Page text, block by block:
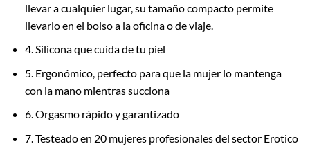
llevar a cualquier lugar, su tamaño compacto permite
llevarlo en el bolso a la oficina o de viaje.
4.Silicona que cuida de tu piel
5. Ergonómico, perfecto para que la mujer lo mantenga
con la mano mientras succiona
6.Orgasmo rápido y garantizado
7.Testeado en 20 mujeres profesionales del sector Erotico